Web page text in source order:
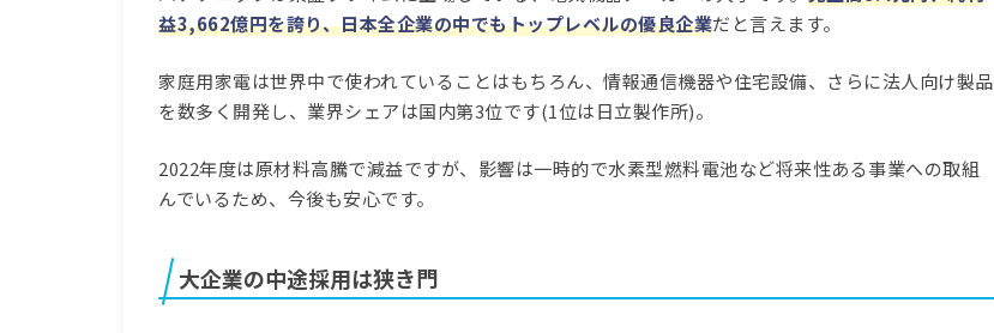
益3,662億円を誇り、日本全企業の中でもトップレベルの優良企業だと言えます。
家庭用家電は世界中で使われていることはもちろん、情報通信機器や住宅設備、さらに法人向け製品
を数多く開発し、業界シェアは国内第3位です(1位は日立製作所)。
2022年度は原材料高騰で減益ですが、影響は一時的で水素型燃料電池など将来性ある事業への取組
んでいるため、今後も安心です。
大企業の中途採用は狭き門